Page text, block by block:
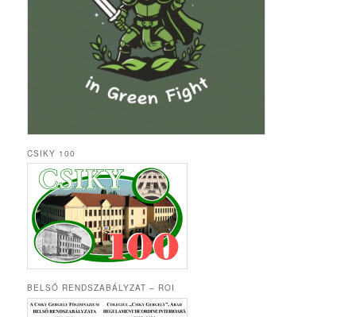
CSIKY 100
BELSŐ RENDSZABÁLYZAT – ROI